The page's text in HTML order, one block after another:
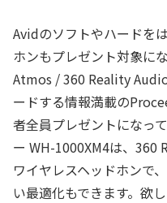
Avidのソフトやハードを
ホンもプレゼント対象に
Atmos / 360 Reality
ードする情報満載の
者全員プレゼントになっ
ー WH-1000XM4は、360
ワイヤレスヘッドホンで
い最適化もできます。欲